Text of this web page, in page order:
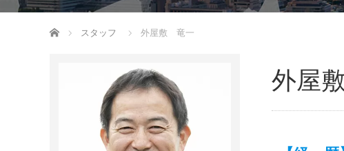
ホーム スタッフ 外屋敷 竜一
外屋